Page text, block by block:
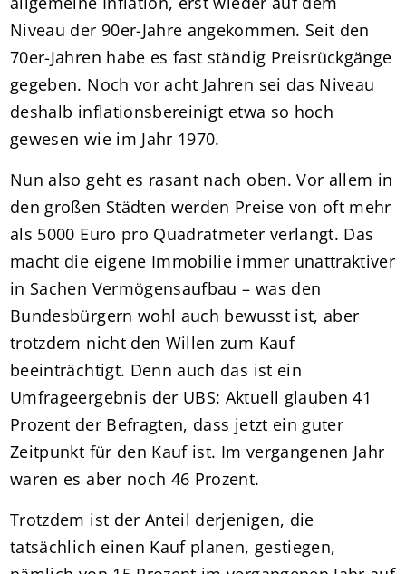
Niveau der 90er-Jahre angekommen. Seit den
70er-Jahren habe es fast ständig Preisrückgänge
gegeben. Noch vor acht Jahren sei das Niveau
deshalb inflationsbereinigt etwa so hoch
gewesen wie im Jahr 1970.
Nun also geht es rasant nach oben. Vor allem in
den großen Städten werden Preise von oft mehr
als 5000 Euro pro Quadratmeter verlangt. Das
macht die eigene Immobilie immer unattraktiver
in Sachen Vermögensaufbau – was den
Bundesbürgern wohl auch bewusst ist, aber
trotzdem nicht den Willen zum Kauf
beeinträchtigt. Denn auch das ist ein
Umfrageergebnis der UBS: Aktuell glauben 41
Prozent der Befragten, dass jetzt ein guter
Zeitpunkt für den Kauf ist. Im vergangenen Jahr
waren es aber noch 46 Prozent.
Trotzdem ist der Anteil derjenigen, die
tatsächlich einen Kauf planen, gestiegen,